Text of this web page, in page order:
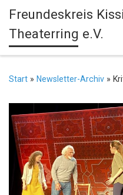
Zum Inhalt springen
Freundeskreis
Theaterring e.V.
Start » Newsletter-Archiv »